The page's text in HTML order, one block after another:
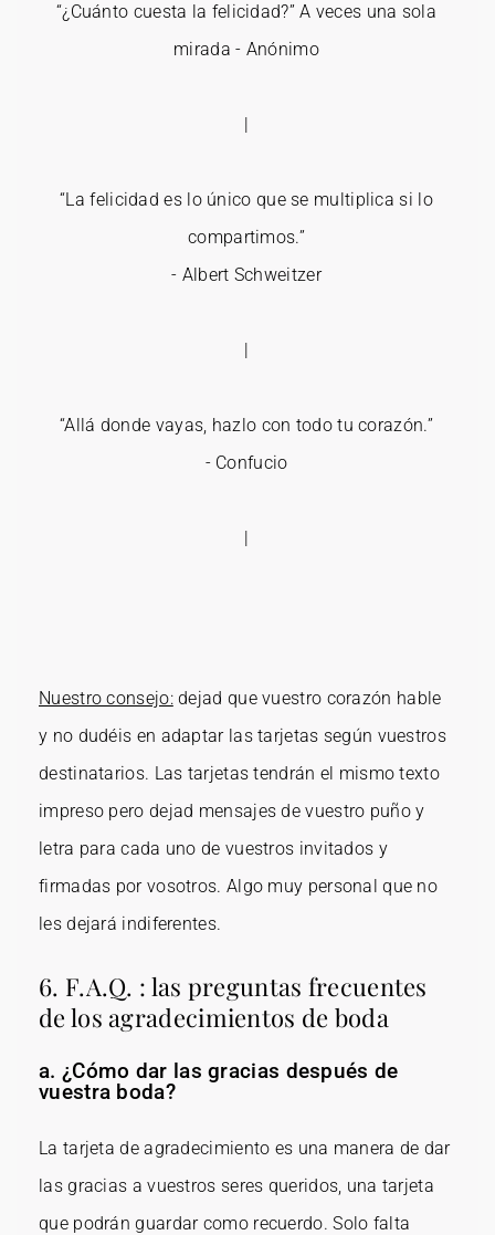
“¿Cuánto cuesta la felicidad?” A veces una sola
mirada - Anónimo
|
“La felicidad es lo único que se multiplica si lo
compartimos.”
- Albert Schweitzer
|
“Allá donde vayas, hazlo con todo tu corazón.”
- Confucio
|
Nuestro consejo:dejad que vuestro corazón hable
y no dudéis en adaptar las tarjetas según vuestros
destinatarios. Las tarjetas tendrán el mismo texto
impreso pero dejad mensajes de vuestro puño y
letra para cada uno de vuestros invitados y
firmadas por vosotros. Algo muy personal que no
les dejará indiferentes.
6. F.A.Q. : las preguntas frecuentes
de los agradecimientos de boda
a. ¿Cómo dar las gracias después de
vuestra boda?
La tarjeta de agradecimiento es una manera de dar
las gracias a vuestros seres queridos, una tarjeta
que podrán guardar como recuerdo. Solo falta